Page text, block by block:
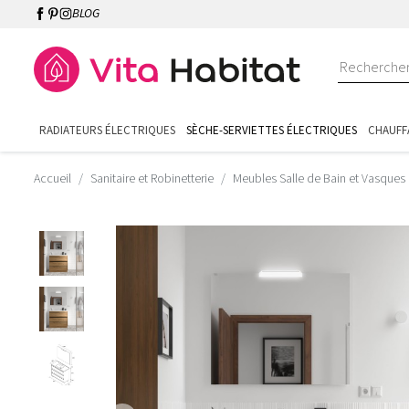
BLOG
RADIATEURS ÉLECTRIQUES SÈCHE-SERVIETTES ÉLECTRIQUES
Accueil Sanitaire et Robinetterie Meubles Salle de Bain et Vasques